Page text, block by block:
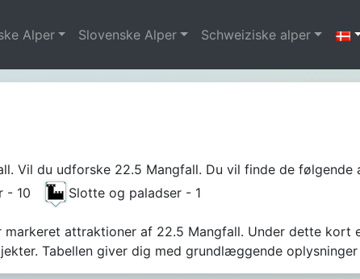
Alper Slovenske Alper Schweiziske alper
Vil du udforske 22.5 Mangfall. Du vil finde de følgende
- 10 Slotte og paladser - 1
attraktioner af 22.5 Mangfall. Under dette kort
Tabellen giver dig med grundlæggende oplysninger